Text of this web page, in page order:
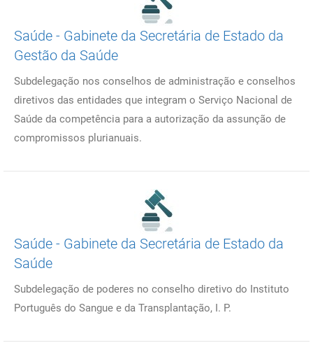
Saúde - Gabinete da Secretária de Estado da
Gestão da Saúde
Subdelegação nos conselhos de administração e conselhos
diretivos das entidades que integram o Serviço Nacional de
Saúde da competência para a autorização da assunção de
compromissos plurianuais.
Saúde - Gabinete da Secretária de Estado da
Saúde
Subdelegação de poderes no conselho diretivo do Instituto
Português do Sangue e da Transplantação, I. P.